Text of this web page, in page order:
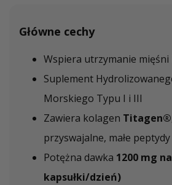
Główne cechy
Wspiera utrzymanie mięśni
Suplement
Morskiego Typu I i III
Zawiera kolagen Titagen®
przyswajalne, małe peptydy
Potężna dawka 1200 mg
kapsułki/dzień)